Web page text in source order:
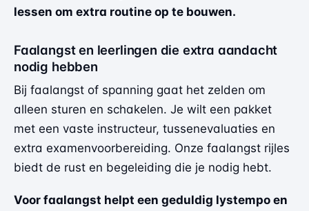
lessen om extra routine op te bouwen.
Faalangst en leerlingen die extra aandacht
nodig hebben
Bij faalangst of spanning gaat het zelden om
alleen sturen en schakelen. Je wilt een pakket
met een vaste instructeur, tussenevaluaties en
extra examenvoorbereiding. Onze faalangst rijles
biedt de rust en begeleiding die je nodig hebt.
Voor faalangst helpt een geduldig lystempo en